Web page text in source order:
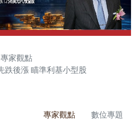
專家觀點
跌後漲 瞄準利基小型股
專家觀點 數位專題